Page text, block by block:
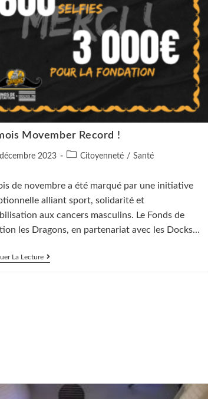
Movember Record !
2023
PostCitoyenneté / Santé
de novembre a été marqué par une initiative
alliant sport, solidarité et
aux cancers masculins. Le Fonds de
les Dragons, en partenariat avec les Docks…
La LectureUn